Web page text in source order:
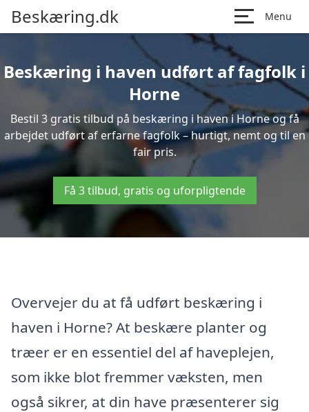
Beskæring.dk Menu
Beskæring i haven udført af fagfolk i
Horne
Bestil 3 gratis tilbud på beskæring i haven i Horne og få
arbejdet udført af erfarne fagfolk – hurtigt, nemt og til en
fair pris.
Få 3 tilbud, gratis og uforpligtende
Overvejer du at få udført beskæring i
haven i Horne? At beskære planter og
træer er en essentiel del af haveplejen,
som ikke blot fremmer væksten, men
også sikrer, at din have præsenterer sig